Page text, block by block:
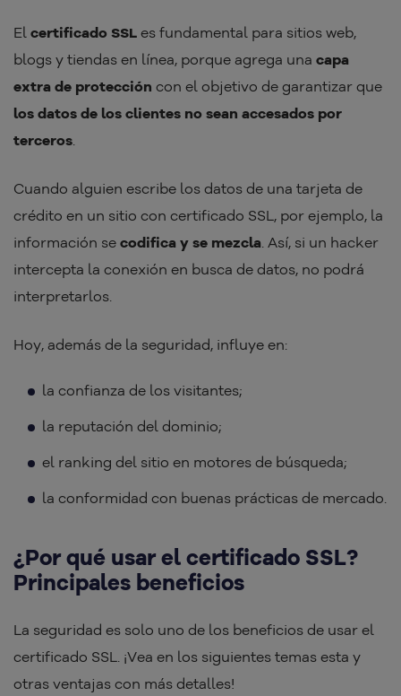
El certificado SSL es fundamental para sitios web,
blogs y tiendas en línea, porque agrega una capa
extra de protección con el objetivo de garantizar que
los datos de los clientes no sean accesados por
terceros.
Cuando alguien escribe los datos de una tarjeta de
crédito en un sitio con certificado SSL, por ejemplo, la
información se codifica y se mezcla. Así, si un hacker
intercepta la conexión en busca de datos, no podrá
interpretarlos.
Hoy, además de la seguridad, influye en:
la confianza de los visitantes;
la reputación del dominio;
el ranking del sitio en motores de búsqueda;
la conformidad con buenas prácticas de mercado.
¿Por qué usar el certificado SSL?
Principales beneficios
La seguridad es solo uno de los beneficios de usar el
certificado SSL. ¡Vea en los siguientes temas esta y
otras ventajas con más detalles!